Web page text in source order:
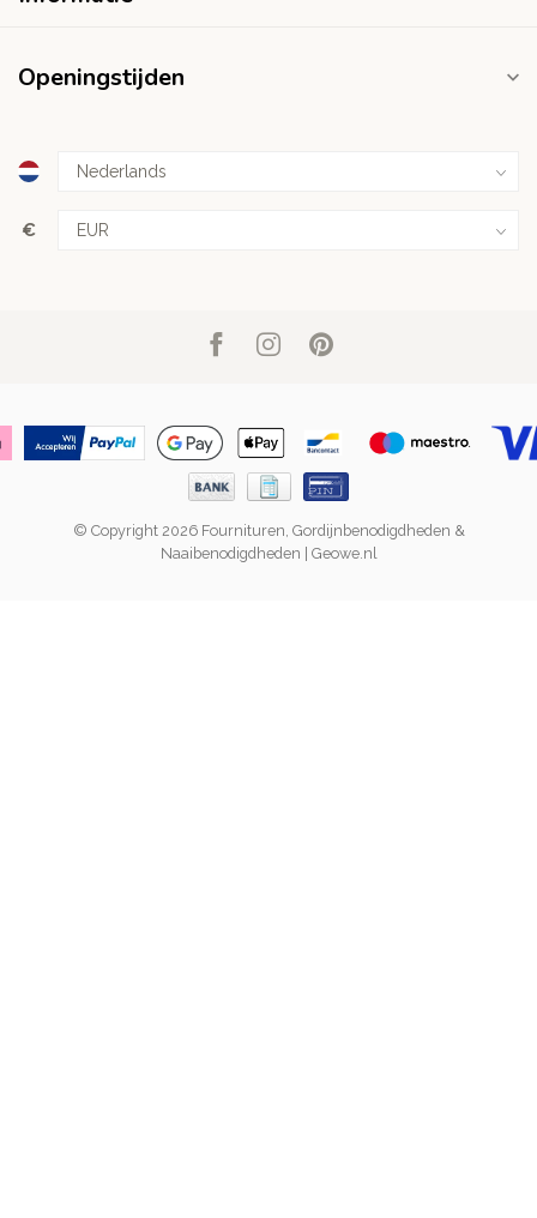
Openingstijden
€
© Copyright 2026 Fournituren, Gordijnbenodigdheden &
Naaibenodigdheden | Geowe.nl